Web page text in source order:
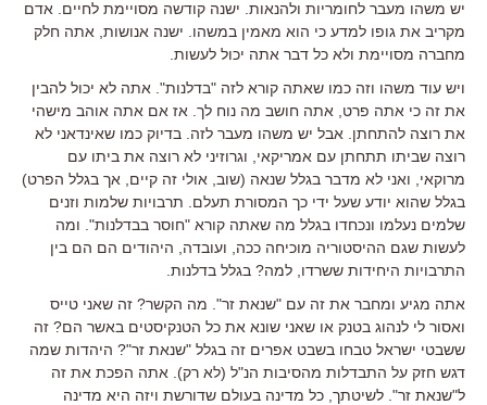
יש משהו מעבר לחומריות ולהנאות. ישנה קודשה מסויימת לחיים. אדם
מקריב את גופו למדע כי הוא מאמין במשהו. ישנה אנושות, אתה חלק
מחברה מסויימת ולא כל דבר אתה יכול לעשות.
ויש עוד משהו וזה כמו שאתה קורא לזה "בדלנות". אתה לא יכול להבין
את זה כי אתה פרט, אתה חושב מה נוח לך. אז אם אתה אוהב מישהי
את רוצה להתחתן. אבל יש משהו מעבר לזה. בדיוק כמו שאינדאני לא
רוצה שביתו תתחתן עם אמריקאי, וגרוזיני לא רוצה את ביתו עם
מרוקאי, ואני לא מדבר בגלל שנאה (שוב, אולי זה קיים, אך בגלל הפרט)
בגלל שהוא יודע שעל ידי כך המסורת תעלם. תרבויות שלמות וזנים
שלמים נעלמו ונכחדו בגלל מה שאתה קורא "חוסר בבדלנות". ומה
לעשות שגם ההיסטוריה מוכיחה ככה, ועובדה, היהודים הם הם בין
התרבויות היחידות ששרדו, למה? בגלל בדלנות.
אתה מגיע ומחבר את זה עם "שנאת זר". מה הקשר? זה שאני טייס
ואסור לי לנהוג בטנק או שאני שונא את כל הטנקיסטים באשר הם? זה
ששבטי ישראל טבחו בשבט אפרים זה בגלל "שנאת זר"? היהדות שמה
דגש חזק על התבדלות מהסיבות הנ"ל (לא רק). אתה הפכת את זה
ל"שנאת זר". לשיטתך, כל מדינה בעולם שדורשת ויזה היא מדינה